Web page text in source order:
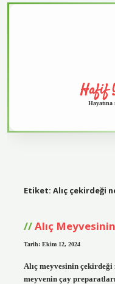
Hafif
Etiket: Alıç çekirdeği
Alıç
Tarih: Ekim 12, 2024
Alıç meyvesinin
meyvenin çay